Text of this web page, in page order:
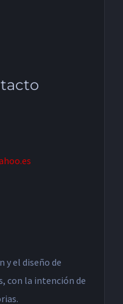
y el diseño de
con la intención de